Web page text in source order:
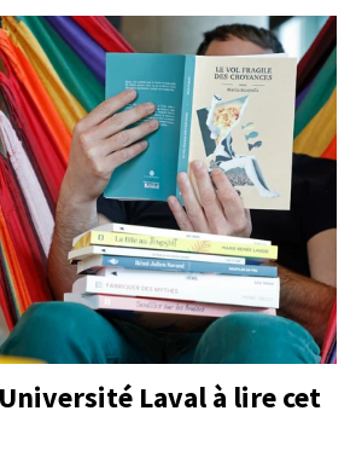
Laval à lire cet